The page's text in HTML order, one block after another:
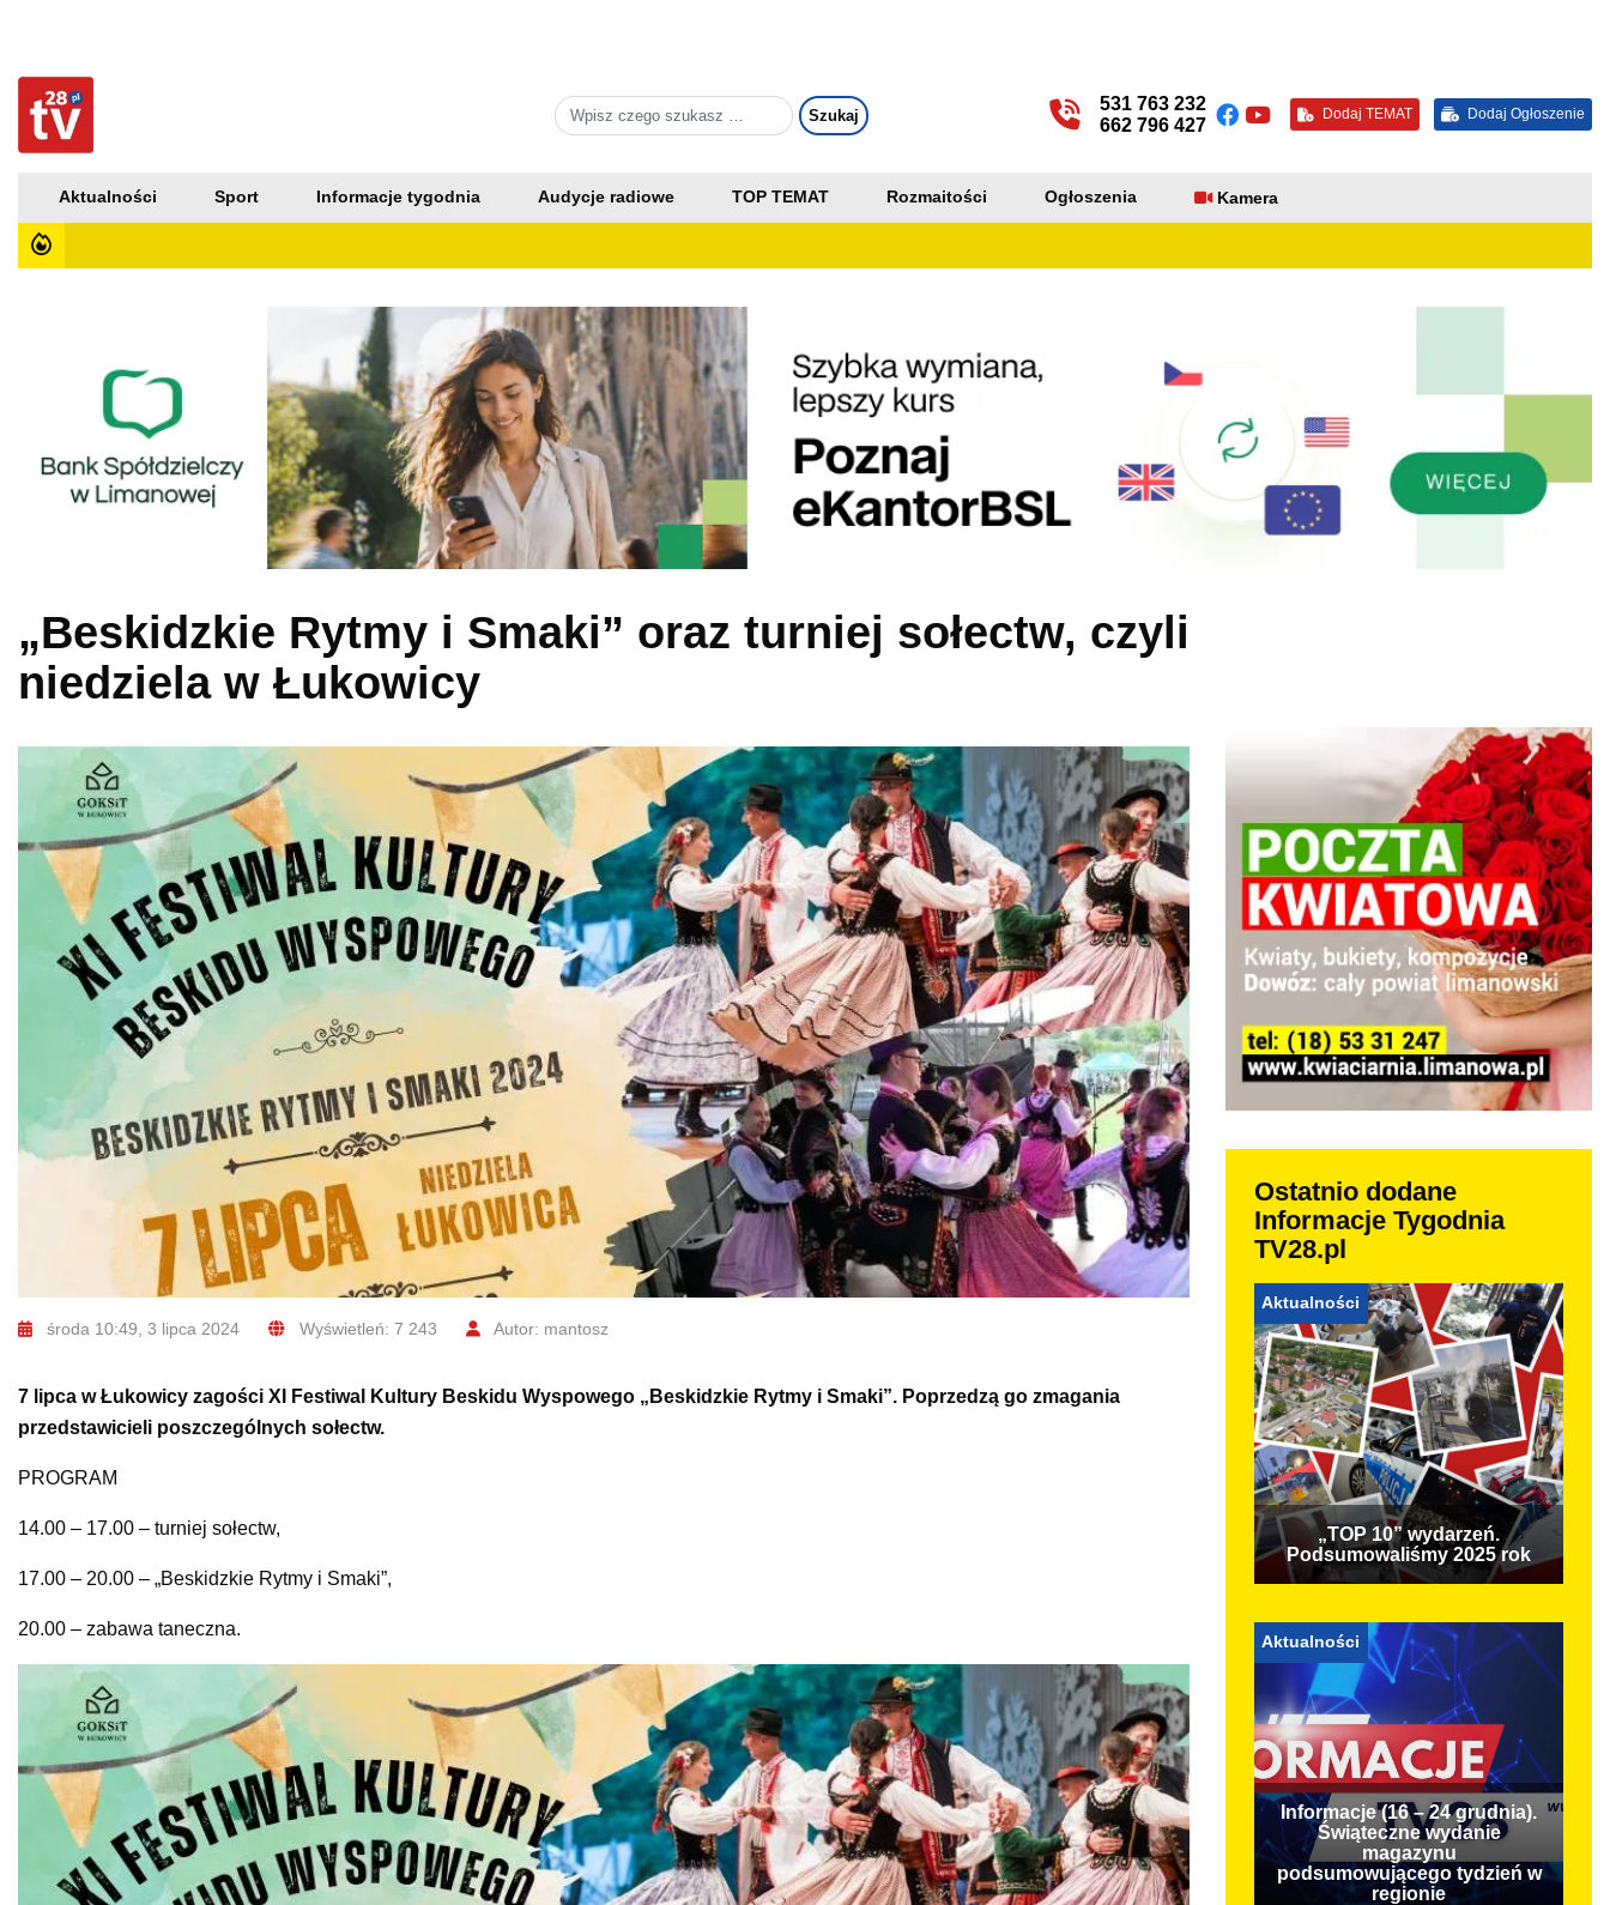
531 763 232
662 796 427
Dodaj TEMAT Dodaj Ogłoszenie
Aktualności Sport Informacje tygodnia Audycje radiowe TOP TEMAT Rozmaitości Ogłoszenia Kamera
„Beskidzkie Rytmy i Smaki” oraz turniej sołectw, czyli
niedziela w Łukowicy
środa 10:49, 3 lipca 2024 Wyświetleń: 7 243 Autor: mantosz
7 lipca w Łukowicy zagości XI Festiwal Kultury Beskidu Wyspowego „Beskidzkie Rytmy i Smaki”. Poprzedzą go zmagania
przedstawicieli poszczególnych sołectw.
PROGRAM
14.00 – 17.00 – turniej sołectw,
17.00 – 20.00 – „Beskidzkie Rytmy i Smaki”,
20.00 – zabawa taneczna.
Ostatnio dodane
Informacje Tygodnia
TV28.pl
Aktualności
„TOP 10” wydarzeń.
Podsumowaliśmy 2025 rok
Aktualności
Informacje (16 – 24 grudnia).
Świąteczne wydanie
magazynu
podsumowującego tydzień w
regionie